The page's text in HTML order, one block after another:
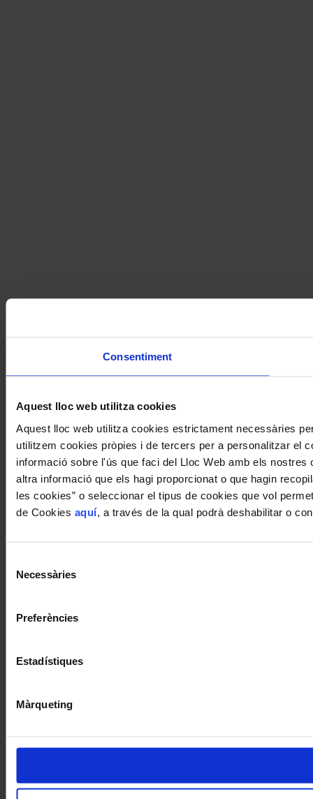
Consentiment
Aquest lloc web utilitza cookies
Aquest lloc web utilitza cookies estrictament necessàries
utilitzem cookies pròpies i de tercers per a personalitzar el
informació sobre l'ús que faci del Lloc Web amb els
altra informació que els hagi proporcionat o que hagin
les cookies” o seleccionar el tipus de cookies que vol
de Cookies aquí, a través de la qual podrà deshabilitar o
Necessàries
Preferències
Estadístiques
Màrqueting